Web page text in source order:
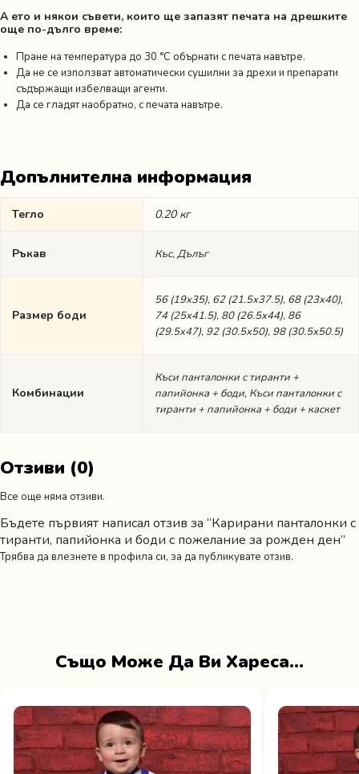
А ето и някои съвети, които ще запазят печата на дрешките
още по-дълго време:
Пране на температура до 30 °C обърнати с печата навътре.
Да не се използват автоматически сушилни за дрехи и препарати
съдържащи избелващи агенти.
Да се гладят наобратно, с печата навътре.
Допълнителна информация
Тегло 0.20 кг
Ръкав Къс, Дълъг
Размер боди
56 (19х35), 62 (21.5х37.5), 68 (23х40),
74 (25х41.5), 80 (26.5х44), 86
(29.5х47), 92 (30.5х50), 98 (30.5х50.5)
Комбинации
Къси панталонки с тиранти +
папийонка + боди, Къси панталонки с
тиранти + папийонка + боди + каскет
Отзиви (0)
Все още няма отзиви.
Бъдете първият написал отзив за “Карирани панталонки с
тиранти, папийонка и боди с пожелание за рожден ден”
Трябва да влезнете в профила си, за да публикувате отзив.
Също Може Да Ви Хареса…